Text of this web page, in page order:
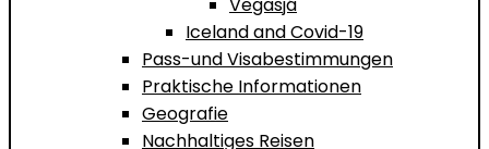
Iceland and Covid-19
Pass-und Visabestimmungen
Praktische Informationen
Geografie
Nachhaltiges Reisen